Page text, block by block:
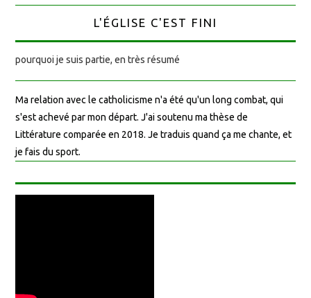
L'ÉGLISE C'EST FINI
pourquoi je suis partie, en très résumé
Ma relation avec le catholicisme n'a été qu'un long combat, qui
s'est achevé par mon départ. J'ai soutenu ma thèse de
Littérature comparée en 2018. Je traduis quand ça me chante, et
je fais du sport.